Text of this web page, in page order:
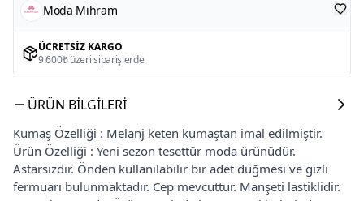
Moda Mihram
ÜCRETSIZ KARGO
9.600₺ üzeri siparişlerde
ÜRÜN BILGILERI
Kumaş Özelliği : Melanj keten kumaştan imal edilmiştir.
Ürün Özelliği : Yeni sezon tesettür moda ürünüdür.
Astarsızdır. Önden kullanılabilir bir adet düğmesi ve gizli
fermuarı bulunmaktadır. Cep mevcuttur. Manşeti lastiklidir.